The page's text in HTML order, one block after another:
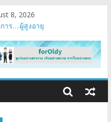
8, 2026
าร….ผู้สูงอายุ
งวัย
Fest 2026
ลใจหนึ่ง